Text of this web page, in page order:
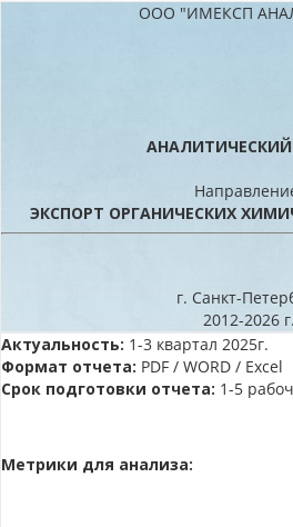
ООО "ИМЕКСП
ЭКСПОРТ ОРГАНИЧЕСКИХ
г. Санкт-
2012-2026 г.
Актуальность: 1-3 квартал 2025г.
Формат отчета: PDF / WORD / Excel
Срок подготовки отчета: 1-5
Метрики для анализа: